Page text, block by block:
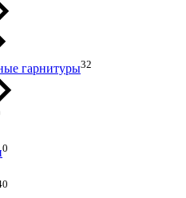
гарнитуры32
0